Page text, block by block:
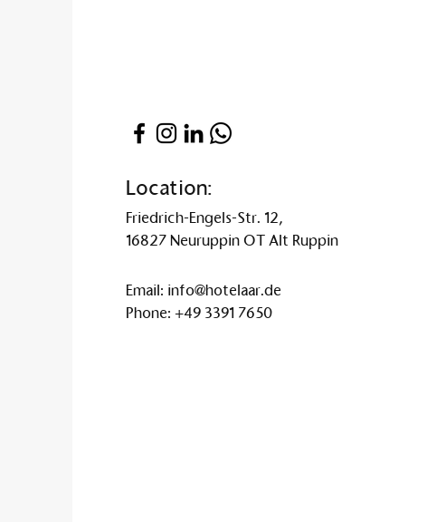
Location:
Friedrich-Engels-Str. 12,
16827 Neuruppin OT Alt Ruppin
Email: info@hotelaar.de
Phone: +49 3391 7650